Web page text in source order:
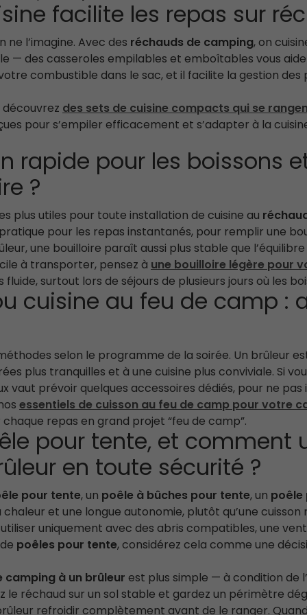
facilite les repas sur
ne l’imagine. Avec des réchauds de camping, on
— des casseroles empilables et emboîtables vous
combustible dans le sac, et il facilite la gestion des
découvrezdes sets de cuisine compacts qui se
pour s’empiler efficacement et s’adapter à la
rapide pour les boissons
?
plus utiles pour toute installation de cuisine au
pour les repas instantanés, pour remplir une
une bouilloire paraît aussi plus stable que
à transporter, pensez àune bouilloire légère pour
surtout lors de séjours de plusieurs jours où les
cuisine au feu de camp :
selon le programme de la soirée. Un brûleur
plus tranquilles et à une cuisine plus conviviale. Si
vaut prévoir quelques accessoires dédiés, pour ne
essentiels de cuisson au feu de camp pour votre
repas en grand projet “feu de camp”.
pour tente, et comment
en toute sécurité ?
pour tente, un poêle à bûches pour tente, un poêle
et une longue autonomie, plutôt qu’une cuisson
uniquement avec des abris compatibles, une
poêles pour tente, considérez cela comme une
camping à un brûleurest plus simple — à condition de
le réchaud sur un sol stable et gardez un périmètre